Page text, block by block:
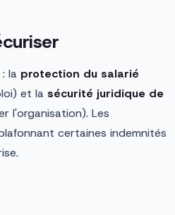
la protection du salarié
et la sécurité juridique de
l'organisation). Les
certaines indemnités